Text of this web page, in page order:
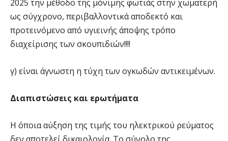
2025 την μέθοδο της μόνιμης φωτιάς στην χωματερή
ως σύγχρονο, περιβαλλοντικά αποδεκτό και
προτεινόμενο από υγιεινής άποψης τρόπο
διαχείρισης των σκουπιδιών!!!!
γ) είναι άγνωστη η τύχη των ογκωδών αντικειμένων.
Διαπιστώσεις και ερωτήματα
Η όποια αύξηση της τιμής του ηλεκτρικού ρεύματος